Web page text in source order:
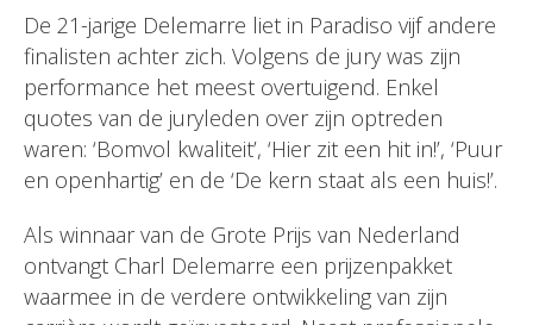
De 21-jarige Delemarre liet in Paradiso vijf andere
finalisten achter zich. Volgens de jury was zijn
performance het meest overtuigend. Enkel
quotes van de juryleden over zijn optreden
waren: ‘Bomvol kwaliteit’, ‘Hier zit een hit in!’, ‘Puur
en openhartig’ en de ‘De kern staat als een huis!’.
Als winnaar van de Grote Prijs van Nederland
ontvangt Charl Delemarre een prijzenpakket
waarmee in de verdere ontwikkeling van zijn